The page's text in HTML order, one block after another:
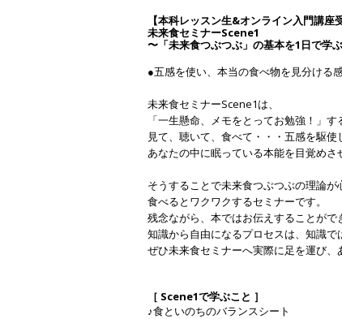
【本科レッスン生&オンライン入門講座
未来食セミナーScene1
〜「未来食つぶつぶ」の基本を1日で学
●五感を使い、本当の食べ物を見分ける
未来食セミナーScene1は、
「一生懸命、メモをとってお勉強！」す
見て、聴いて、食べて・・・五感を駆使
あなたの中に眠っている本能を目覚めさ
そうすることで未来食つぶつぶの理論
食べるとワクワクするセミナーです。
残念ながら、本ではお伝えすることがで
知識から自由になるプロセスは、知識で
ぜひ未来食セミナーへ実際に足を運び、
［ Scene1で学ぶこと ］
♪食といのちのバランスシート